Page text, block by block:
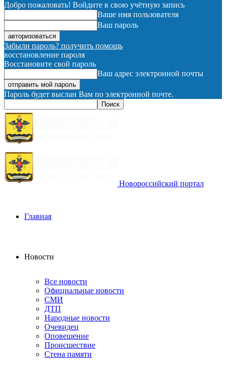
Добро пожаловать! Войдите в свою учётную запись
Ваше имя пользователя
Ваш пароль
Забыли пароль? получить помощь
восстановление пароля
Восстановите свой пароль
Ваш адрес электронной почты
Пароль будет выслан Вам по электронной почте.
Новороссийский портал
Главная
Новости
Все новости
Официальные новости
СМИ
ДТП
Народные новости
Очевидец
Оповещение
Происшествие
Стена памяти